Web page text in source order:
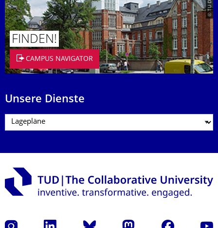
FINDEN!
CAMPUS NAVIGATOR
Unsere Dienste
Instagram LinkedIn Bluesky Mastodon Facebook